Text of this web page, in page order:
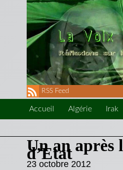
RSS Feed
Accueil Algérie Irak
Un an après
d’Etat
23 octobre 2012